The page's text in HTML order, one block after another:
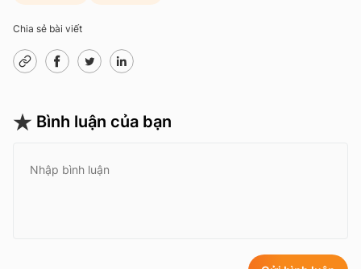
Chia sẻ bài viết
Bình luận của bạn